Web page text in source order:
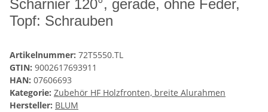
Scharnier 120°, gerade, ohne Feder,
Topf: Schrauben
Artikelnummer: 72T5550.TL
GTIN: 9002617693911
HAN: 07606693
Kategorie: Zubehör HF Holzfronten, breite Alurahmen
Hersteller: BLUM